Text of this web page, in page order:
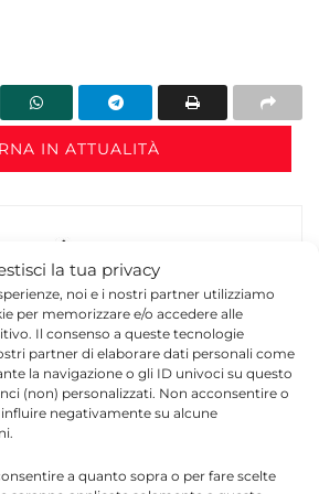
la tua privacy
noi e i nostri partner utilizziamo
per memorizzare e/o accedere alle
Il consenso a queste tecnologie
partner di elaborare dati personali come
la navigazione o gli ID univoci su questo
(non) personalizzati. Non acconsentire o
negativamente su alcune
a quanto sopra o per fare scelte
IN ATTUALITÀ
Redazione
è composta
collaboratori e professionisti
che ogni giorno lavorano per
alla Sicilia, all’attualità, alla